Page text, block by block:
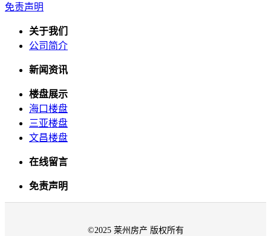
免责声明
关于我们
公司简介
新闻资讯
楼盘展示
海口楼盘
三亚楼盘
文昌楼盘
在线留言
免责声明
©2025 莱州房产 版权所有